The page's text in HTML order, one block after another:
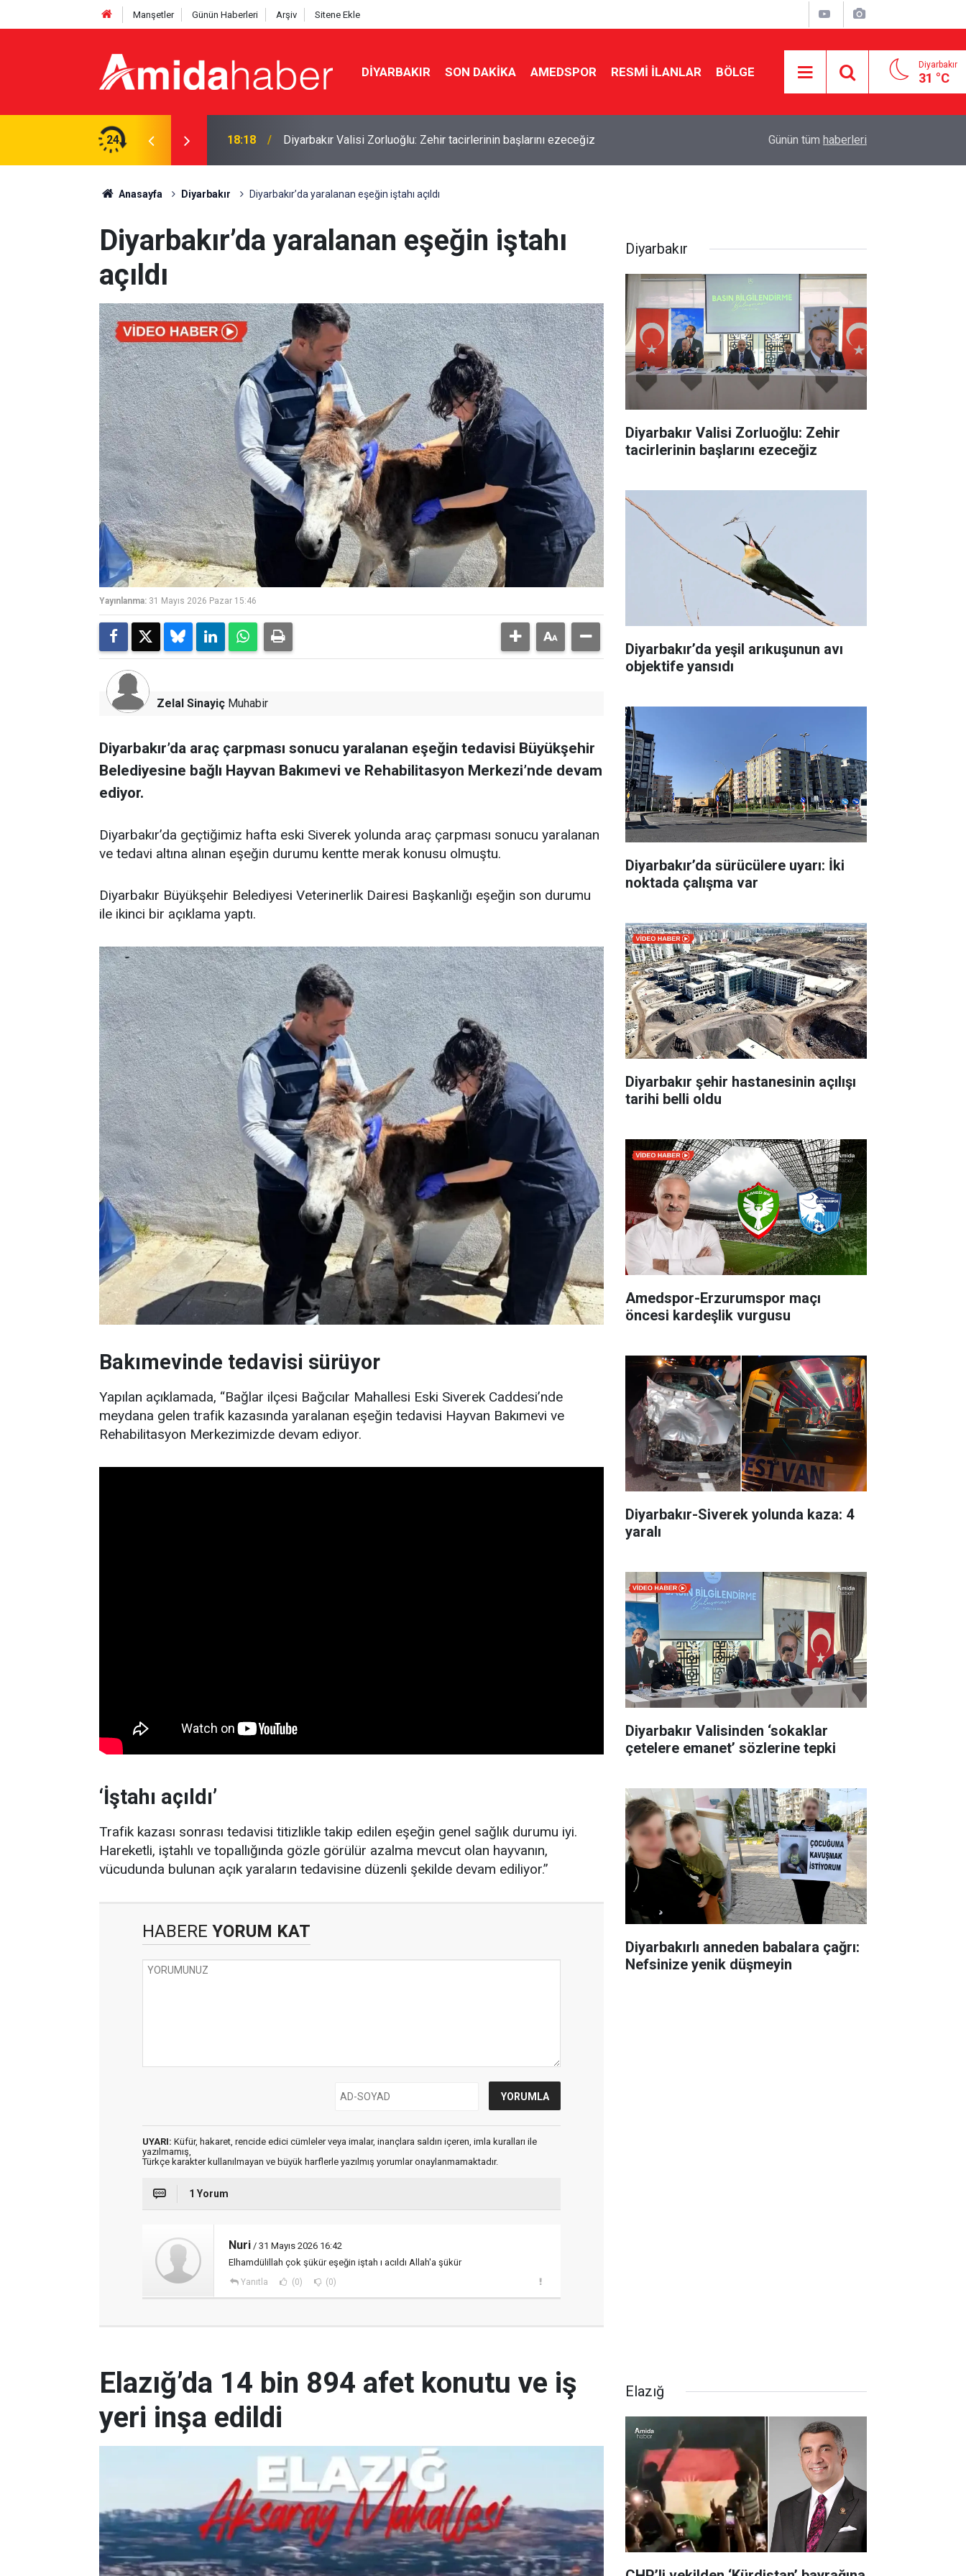
Manşetler Günün Haberleri Arşiv Sitene Ekle
DIYARBAKIR SON DAKIKA AMEDSPOR RESMI İLANLAR BÖLGE Diyarbakır
31 °C
24
başlarını ezeceğiz 17:36 Mardinspor ve Vanspor maçları TRT Kurdî’de yayınlanacak İstanbul ve Antalya’dan Van’a iki acı haber
Günün tüm haberleri
Anasayfa Diyarbakır Diyarbakır’da yaralanan eşeğin iştahı açıldı
Diyarbakır’da yaralanan eşeğin iştahı
açıldı
Yayınlanma: 31 Mayıs 2026 Pazar 15:46
Zelal Sinayiç Muhabir
Diyarbakır’da araç çarpması sonucu yaralanan eşeğin tedavisi Büyükşehir
Belediyesine bağlı Hayvan Bakımevi ve Rehabilitasyon Merkezi’nde devam
ediyor.
Diyarbakır’da geçtiğimiz hafta eski Siverek yolunda araç çarpması sonucu yaralanan
ve tedavi altına alınan eşeğin durumu kentte merak konusu olmuştu.
Diyarbakır Büyükşehir Belediyesi Veterinerlik Dairesi Başkanlığı eşeğin son durumu
ile ikinci bir açıklama yaptı.
Bakımevinde tedavisi sürüyor
Yapılan açıklamada, “Bağlar ilçesi Bağcılar Mahallesi Eski Siverek Caddesi’nde
meydana gelen trafik kazasında yaralanan eşeğin tedavisi Hayvan Bakımevi ve
Rehabilitasyon Merkezimizde devam ediyor.
‘İştahı açıldı’
Trafik kazası sonrası tedavisi titizlikle takip edilen eşeğin genel sağlık durumu iyi.
Hareketli, iştahlı ve topallığında gözle görülür azalma mevcut olan hayvanın,
vücudunda bulunan açık yaraların tedavisine düzenli şekilde devam ediliyor.”
HABERE YORUM KAT
UYARI: Küfür, hakaret, rencide edici cümleler veya imalar, inançlara saldırı içeren, imla kuralları ile
yazılmamış,
Türkçe karakter kullanılmayan ve büyük harflerle yazılmış yorumlar onaylanmamaktadır.
1 Yorum
Nuri / 31 Mayıs 2026 16:42
Elhamdülillah çok şükür eşeğin iştah ı acıldı Allah'a şükür
Yanıtla (0) (0)
Diyarbakır
Diyarbakır Valisi Zorluoğlu: Zehir
tacirlerinin başlarını ezeceğiz
Diyarbakır’da yeşil arıkuşunun avı
objektife yansıdı
Diyarbakır’da sürücülere uyarı: İki
noktada çalışma var
Diyarbakır şehir hastanesinin açılışı
tarihi belli oldu
Amedspor-Erzurumspor maçı
öncesi kardeşlik vurgusu
Diyarbakır-Siverek yolunda kaza: 4
yaralı
Diyarbakır Valisinden ‘sokaklar
çetelere emanet’ sözlerine tepki
Diyarbakırlı anneden babalara çağrı:
Nefsinize yenik düşmeyin
Elazığ’da 14 bin 894 afet konutu ve iş
yeri inşa edildi
Elazığ